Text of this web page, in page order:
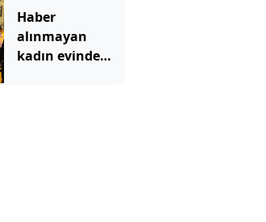
Haber
alınmayan
kadın evinde